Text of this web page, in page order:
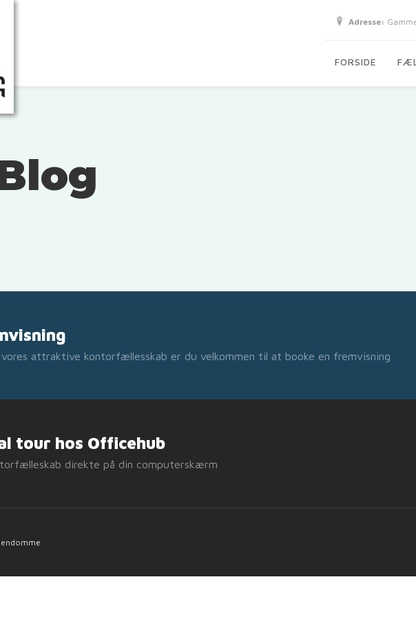
Adresse:
FORSIDE
attraktive kontorfællesskab er du velkommen til at booke en fremvisning
tour hos Officehub
direkte på din computerskærm